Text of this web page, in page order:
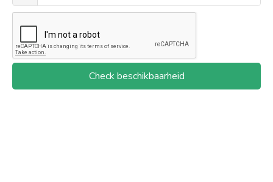
Check beschikbaarheid